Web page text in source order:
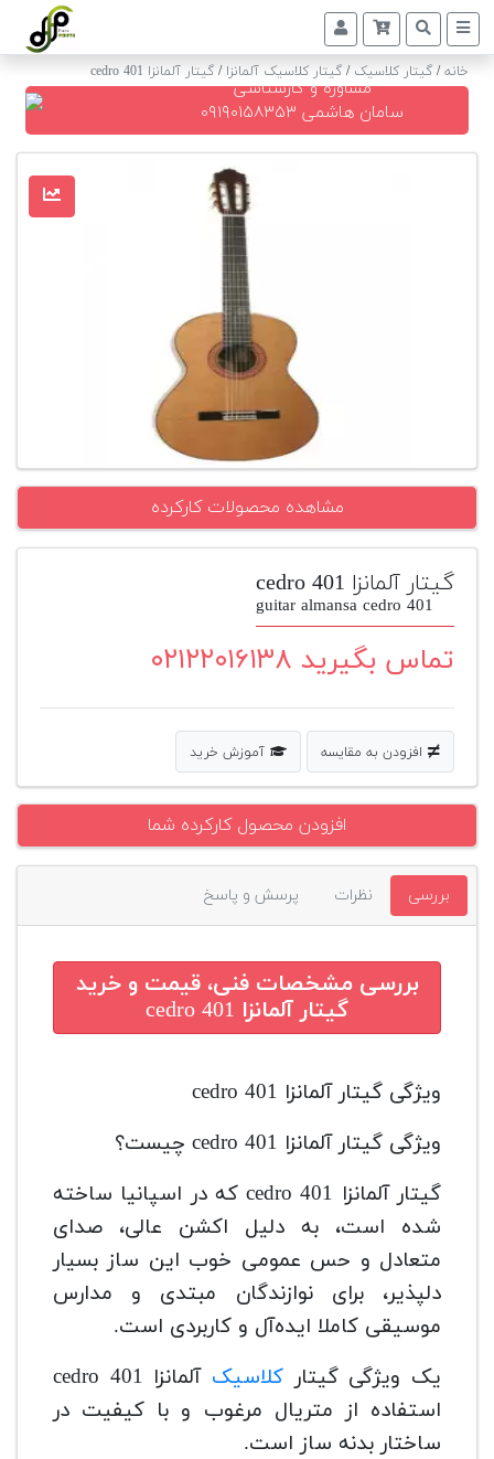
دیجیتال
و
رگلاژ
بازسازی
پیانو
دست
دوم
افزودن
محصول
دوم
خانه/گیتار کلاسیک /گیتار کلاسیک آلمانزا /گیتار آلمانزا cedro 401
مشاوره و کارشناسی
سامان هاشمی ۰۹۱۹۰۱۵۸۳۵۳
مشاهده محصولات کارکرده
گیتار آلمانزا cedro 401
guitar almansa cedro 401
تماس بگیرید ۰۲۱۲۲۰۱۶۱۳۸
افزودن به مقایسه آموزش خرید
افزودن محصول کارکرده شما
بررسی نظرات پرسش و پاسخ
بررسی مشخصات فنی، قیمت و خرید
گیتار آلمانزا cedro 401
ویژگی گیتار آلمانزا cedro 401
ویژگی گیتار آلمانزا cedro 401 چیست؟
گیتار آلمانزا cedro 401 که در اسپانیا ساخته
شده است، به دلیل اکشن عالی، صدای
متعادل و حس عمومی خوب این ساز بسیار
دلپذیر، برای نوازندگان مبتدی و مدارس
موسیقی کاملا ایده‌آل و کاربردی است.
یک ویژگی گیتار کلاسیک
آلمانزا cedro 401
استفاده از متریال مرغوب و با کیفیت در
ساختار بدنه ساز است.